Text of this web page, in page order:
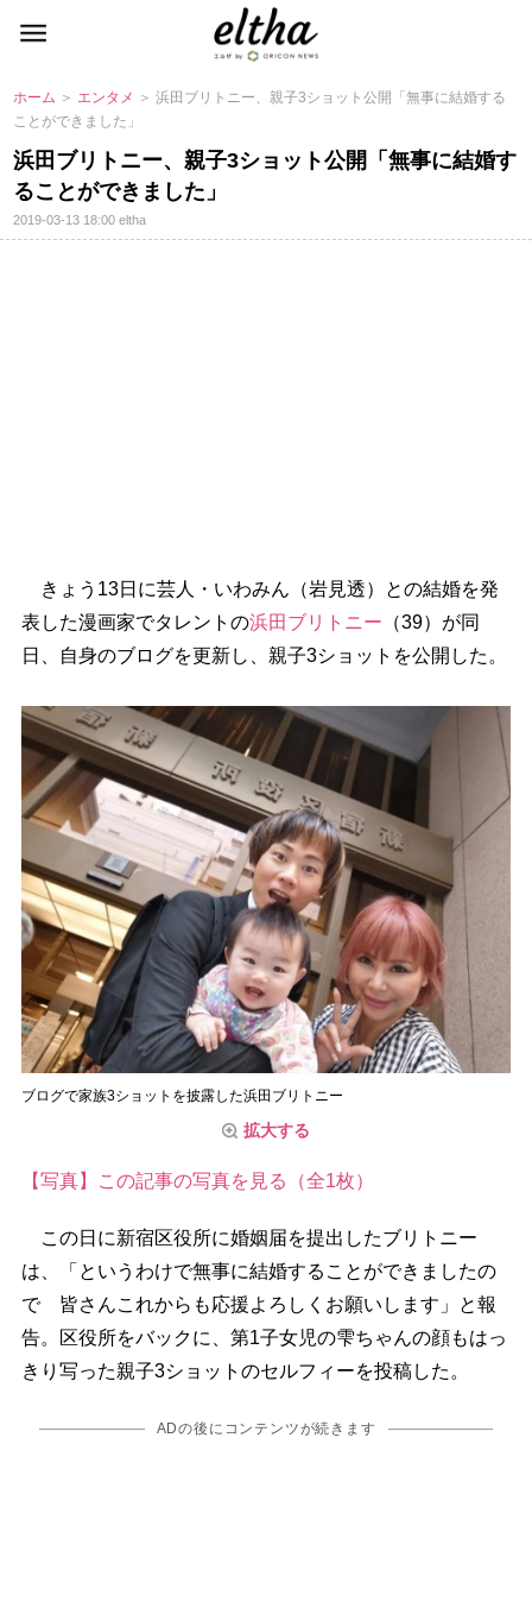
ホーム ＞ エンタメ ＞ 浜田ブリトニー、親子3ショット公開「無事に結婚する
ことができました」
浜田ブリトニー、親子3ショット公開「無事に結婚す
ることができました」
2019-03-13 18:00eltha
きょう13日に芸人・いわみん（岩見透）との結婚を発
表した漫画家でタレントの浜田ブリトニー （39）が同
日、自身のブログを更新し、親子3ショットを公開した。
ブログで家族3ショットを披露した浜田ブリトニー
拡大する
【写真】この記事の写真を見る（全1枚）
この日に新宿区役所に婚姻届を提出したブリトニー
は、「というわけで無事に結婚することができましたの
で 皆さんこれからも応援よろしくお願いします」と報
告。区役所をバックに、第1子女児の雫ちゃんの顔もはっ
きり写った親子3ショットのセルフィーを投稿した。
ADの後にコンテンツが続きます